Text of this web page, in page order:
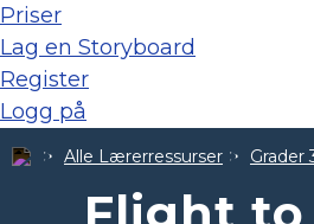
Priser
Lag en Storyboard
Register
Logg på
Alle Lærerressurser Grader